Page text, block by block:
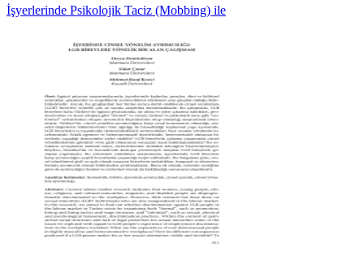
İşyerlerinde Psikolojik Taciz (Mobbing) ile